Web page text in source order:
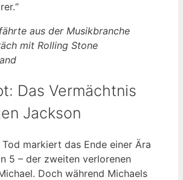
aus der Musikbranche
mit Rolling Stone
Das Vermächtnis
Jackson
markiert das Ende einer Ära
5 – der zweiten verlorenen
Doch während Michaels